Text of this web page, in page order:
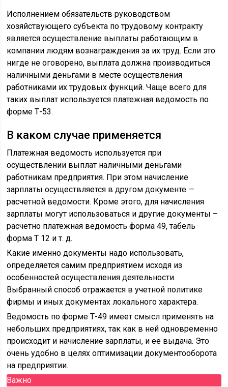
Исполнением обязательств руководством
хозяйствующего субъекта по трудовому контракту
является осуществление выплаты работающим в
компании людям вознаграждения за их труд. Если это
нигде не оговорено, выплата должна производиться
наличными деньгами в месте осуществления
работниками их трудовых функций. Чаще всего для
таких выплат используется платежная ведомость по
форме Т-53.
В каком случае применяется
Платежная ведомость используется при
осуществлении выплат наличными деньгами
работникам предприятия. При этом начисление
зарплаты осуществляется в другом документе —
расчетной ведомости. Кроме этого, для начисления
зарплаты могут использоваться и другие документы –
расчетно платежная ведомость форма 49, табель
форма Т 12 и т. д.
Какие именно документы надо использовать,
определяется самим предприятием исходя из
особенностей осуществления деятельности.
Выбранный способ отражается в учетной политике
фирмы и иных документах локального характера.
Ведомость по форме Т-49 имеет смысл применять на
небольших предприятиях, так как в ней одновременно
происходит и начисление зарплаты, и ее выдача. Это
очень удобно в целях оптимизации документооборота
на предприятии.
Важно